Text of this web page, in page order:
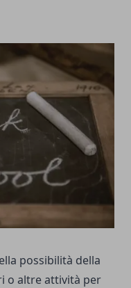
possibilità della
o altre attività per